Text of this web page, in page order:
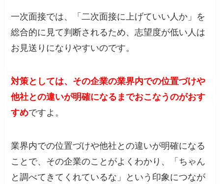
一次面接では、「二次面接に上げていい人か」を
総合的に見て判断されるため、志望度が低い人は
お見送りになりやすいのです。
対策としては、その企業の業界内での位置づけや
他社との違いが明確になるまでおこなうのがおす
すめですよ。
業界内での位置づけや他社との違いが明確になる
ことで、その企業のことがよくわかり、「ちゃん
と調べてきてくれているな」という印象につなが